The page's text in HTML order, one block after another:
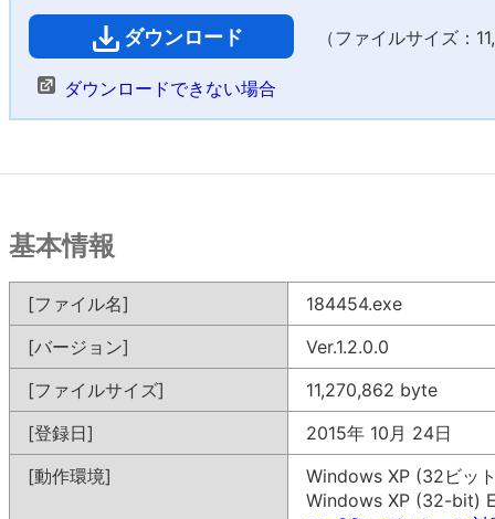
ダウンロード （ファイルサイズ：
ダウンロードできない場合
基本情報
[ファイル名]
184454.exe
[バージョン]
Ver.1.2.0.0
[ファイルサイズ]
11,270,862 byte
[登録日]
2015年 10月 24日
[動作環境]
Windows XP (32ビッ
Windows XP (32-bit)